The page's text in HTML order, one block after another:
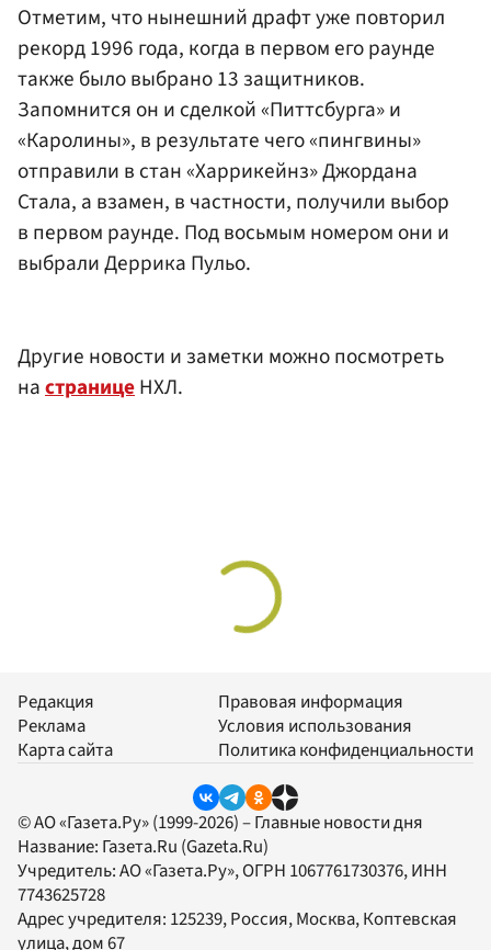
Отметим, что нынешний драфт уже повторил
рекорд 1996 года, когда в первом его раунде
также было выбрано 13 защитников.
Запомнится он и сделкой «Питтсбурга» и
«Каролины», в результате чего «пингвины»
отправили в стан «Харрикейнз» Джордана
Стала, а взамен, в частности, получили выбор
в первом раунде. Под восьмым номером они и
выбрали Деррика Пульо.
Другие новости и заметки можно посмотреть
настраницеНХЛ.
Редакция
Реклама
Карта сайта
Правовая информация
Условия использования
Политика конфиденциальности
© АО «Газета.Ру» (1999-2026) – Главные новости дня
Название: Газета.Ru (Gazeta.Ru)
Учредитель:АО «Газета.Ру», ОГРН 1067761730376, ИНН
7743625728
Адрес учредителя: 125239, Россия, Москва, Коптевская
улица, дом 67